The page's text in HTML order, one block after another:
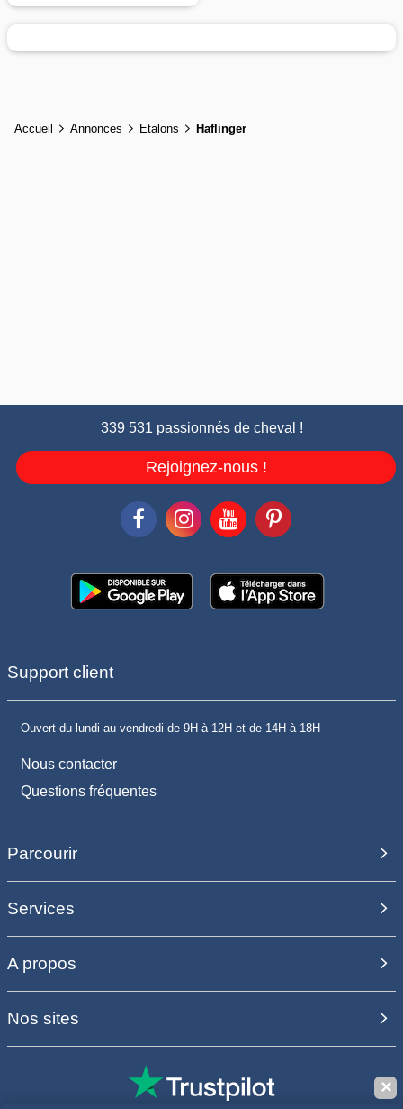
Accueil Annonces Etalons Haflinger
339 531 passionnés de cheval !
Rejoignez-nous !
Support client
Ouvert du lundi au vendredi de 9H à 12H et de 14H à 18H
Nous contacter
Questions fréquentes
Parcourir
Services
A propos
Nos sites
✕